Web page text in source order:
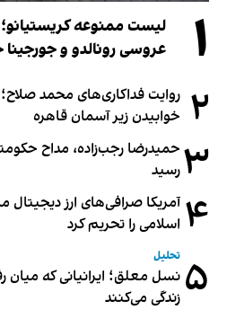
۱
عروسی رونالدو و جورجینا
۲ خوابیدن زیر آسمان قاهره
۳ حمیدرضا رجب‌زاده، مداح
رسید
۴ آمریکا صرافی‌های ارز
اسلامی را تحریم کرد
۵ تحلیل
نسل معلق؛ ایرانیانی که
زندگی می‌کنند